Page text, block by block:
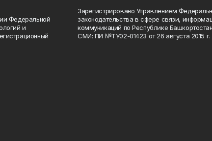
Федеральной
и
Зарегистрировано Управлением
законодательства в сфере связи,
коммуникаций по Республике
СМИ: ПИ №ТУ02-01423 от 26 августа 2015 г.